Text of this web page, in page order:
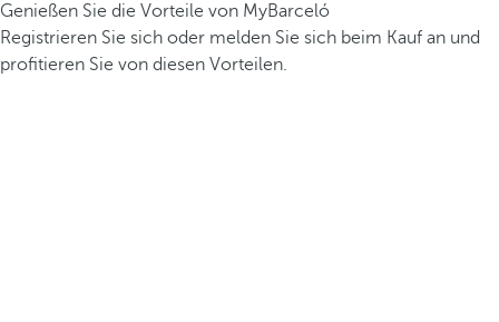
Genießen Sie die Vorteile von MyBarceló
Registrieren Sie sich oder melden Sie sich beim Kauf an und
profitieren Sie von diesen Vorteilen.